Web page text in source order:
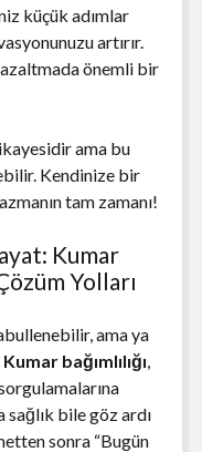
küçük adımlar
artırır.
azaltmada önemli bir
ama bu
Kendinize bir
tam zamanı!
Kumar
Yolları
ama ya
Kumar bağımlılığı,
bile göz ardı
sonra “Bugün